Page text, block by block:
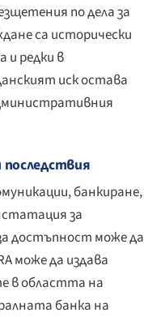
по дела за
са исторически
и редки в
иск остава
банкиране,
за
достъпност може да
може да издава
в областта на
банка на